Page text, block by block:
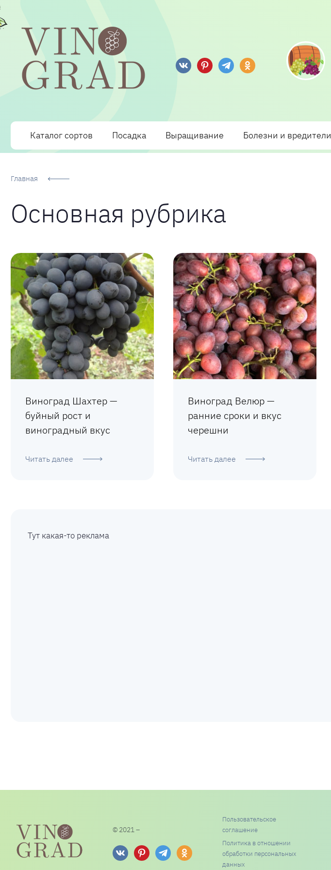
Сорта Винограда: описание, фото, отзывы, технологии посадки и ухода
Каталог сортов Посадка Выращивание Болезни и вредители
Главная
Основная рубрика
Виноград Шахтер —
буйный рост и
виноградный вкус
Читать далее
Виноград Велюр —
ранние сроки и вкус
черешни
Читать далее
Тут какая-то реклама
© 2021 –
Пользовательское
соглашение
Политика в отношении
обработки персональных
данных